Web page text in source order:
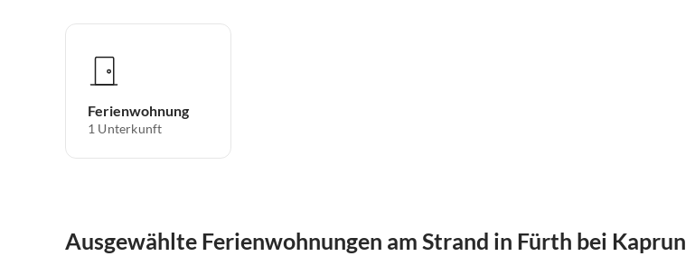
Ferienwohnung
1 Unterkunft
Ausgewählte Ferienwohnungen am Strand in Fürth bei Kaprun